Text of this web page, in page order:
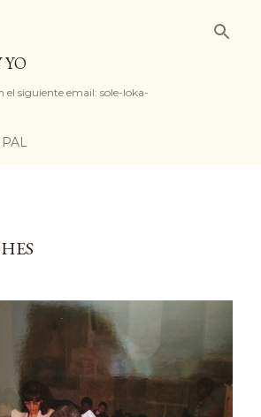
YO
siguiente email: sole-loka-